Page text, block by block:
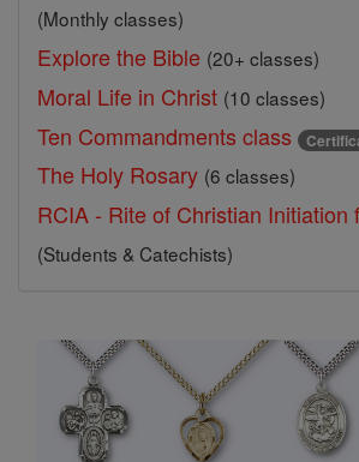
(Monthly classes)
Explore the Bible (20+ classes)
Moral Life in Christ (10 classes)
Ten Commandments class
The Holy Rosary (6 classes)
RCIA - Rite of Christian Initiation
(Students & Catechists)